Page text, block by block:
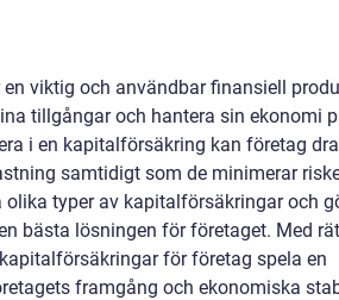
viktig och användbar finansiell
tillgångar och hantera sin ekonomi
i en kapitalförsäkring kan företag
samtidigt som de minimerar
typer av kapitalförsäkringar och
bästa lösningen för företaget. Med
för företag spela en
framgång och ekonomiska